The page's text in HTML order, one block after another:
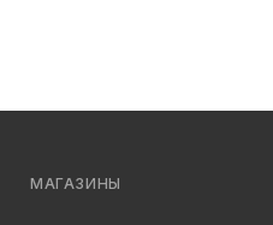
МАГАЗИНЫ